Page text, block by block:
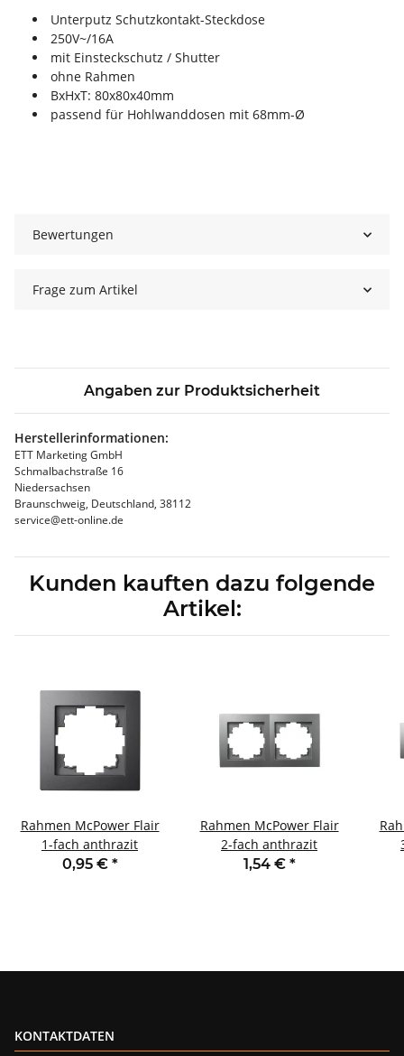
Unterputz Schutzkontakt-Steckdose
250V~/16A
mit Einsteckschutz / Shutter
ohne Rahmen
BxHxT: 80x80x40mm
passend für Hohlwanddosen mit 68mm-Ø
Bewertungen
Frage zum Artikel
Angaben zur Produktsicherheit
Herstellerinformationen:
ETT Marketing GmbH
Schmalbachstraße 16
Niedersachsen
Braunschweig, Deutschland, 38112
service@ett-online.de
Kunden kauften dazu folgende
Artikel:
Rahmen McPower Flair
1-fach anthrazit
0,95 € *
Rahmen McPower Flair
2-fach anthrazit
1,54 € *
KONTAKTDATEN